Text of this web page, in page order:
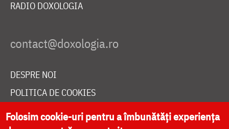
RADIO DOXOLOGIA
DESPRE NOI
POLITICA DE COOKIES
DONEAZĂ ONLINE PENTRU CATEDRALA NAȚIONALĂ
Folosim cookie-uri pentru a îmbunătăți experiența